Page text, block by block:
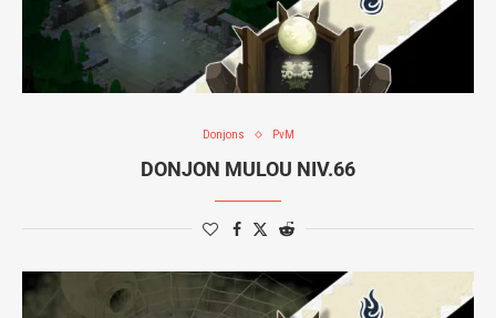
Donjons PvM
DONJON MULOU NIV.66